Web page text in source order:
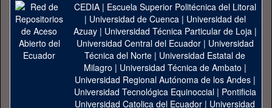
CEDIA| Escuela Superior Politécnica del Litoral
| Universidad de Cuenca| Universidad del
Azuay| Universidad Técnica Particular de Loja|
Universidad Central del Ecuador| Universidad
Técnica del Norte | Universidad Estatal de
Milagro | Universidad Técnica de Ambato |
Universidad Regional Autónoma de los Andes|
Universidad Tecnológica Equinoccial| Pontificia
Universidad Catolica del Ecuador | Universidad